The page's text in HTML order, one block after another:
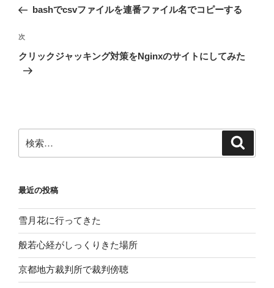
ナ
ビ
ゲ
ー
の
稿
bashでcsvファイルを連番ファイル名でコピーする
次
の
次
クリックジャッキング対策をNginxのサイトにしてみた
索:
最近の投稿
雪月花に行ってきた
般若心経がしっくりきた場所
京都地方裁判所で裁判傍聴